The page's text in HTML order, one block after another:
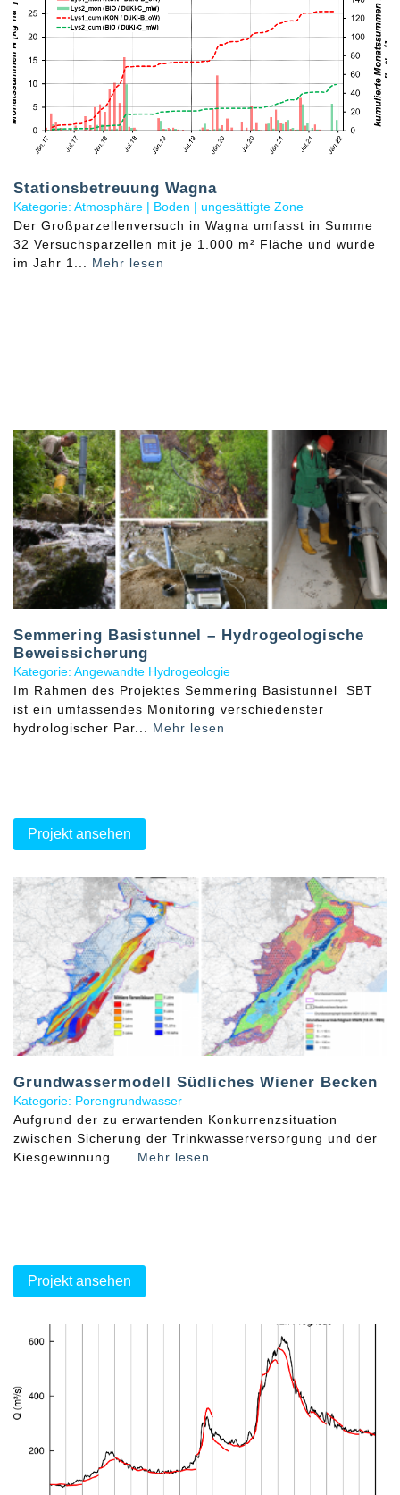
Stationsbetreuung Wagna
Kategorie: Atmosphäre | Boden | ungesättigte Zone
Der Großparzellenversuch in Wagna umfasst in Summe
32 Versuchsparzellen mit je 1.000 m² Fläche und wurde
im Jahr 1... Mehr lesen
Semmering Basistunnel – Hydrogeologische
Beweissicherung
Kategorie: Angewandte Hydrogeologie
Im Rahmen des Projektes Semmering Basistunnel SBT
ist ein umfassendes Monitoring verschiedenster
hydrologischer Par... Mehr lesen
Projekt ansehen
Grundwassermodell Südliches Wiener Becken
Kategorie: Porengrundwasser
Aufgrund der zu erwartenden Konkurrenzsituation
zwischen Sicherung der Trinkwasserversorgung und der
Kiesgewinnung ... Mehr lesen
Projekt ansehen